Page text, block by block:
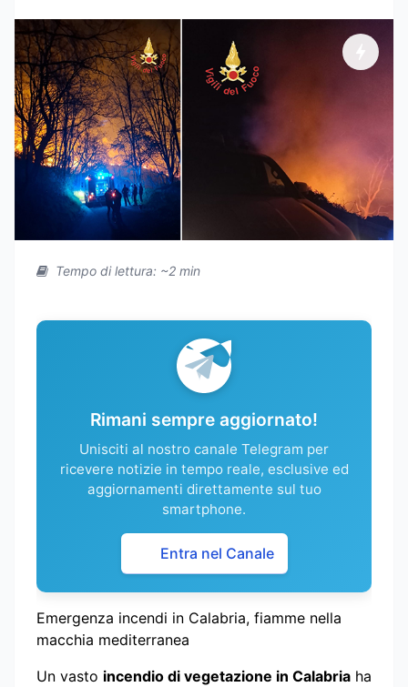
Tempo di lettura: ~2 min
Rimani sempre aggiornato!
Unisciti al nostro canale Telegram per
ricevere notizie in tempo reale, esclusive ed
aggiornamenti direttamente sul tuo
smartphone.
Entra nel Canale
Emergenza incendi in Calabria, fiamme nella
macchia mediterranea
Un vasto incendio di vegetazione in Calabria ha